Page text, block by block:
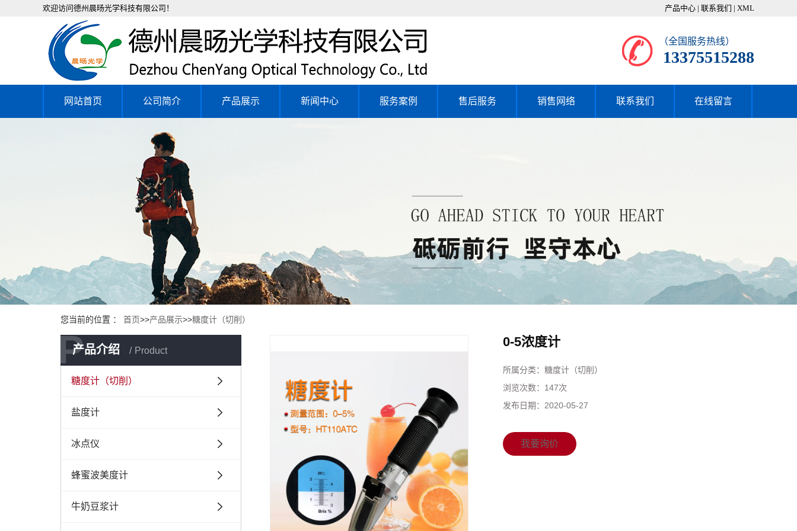
欢迎访问德州晨旸光学科技有限公司！ 产品中心 | 联系我们 | XML
（全国服务热线）
13375515288
网站首页 公司简介 产品展示 新闻中心 服务案例 售后服务 销售网络 联系我们 在线留言
您当前的位置 ： 首页>>产品展示>>糖度计（切削）
产品介绍 Product
P
P
糖度计（切削）
盐度计
冰点仪
蜂蜜波美度计
牛奶豆浆计
0-5浓度计
所属分类：糖度计（切削）
浏览次数： 147次
发布日期： 2020-05-27
我要询价